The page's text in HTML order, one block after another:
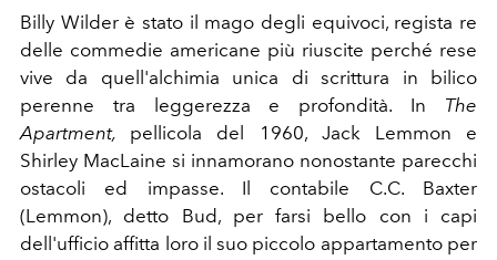
Billy Wilder è stato il mago degli equivoci, regista re
delle commedie americane più riuscite perché rese
vive da quell'alchimia unica di scrittura in bilico
perenne tra leggerezza e profondità. In The
Apartment, pellicola del 1960, Jack Lemmon e
Shirley MacLaine si innamorano nonostante parecchi
ostacoli ed impasse. Il contabile C.C. Baxter
(Lemmon), detto Bud, per farsi bello con i capi
dell'ufficio affitta loro il suo piccolo appartamento per